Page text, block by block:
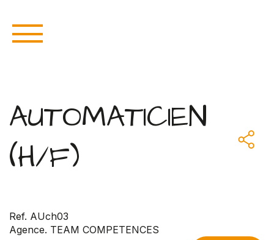
AUTOMATICIEN
(H/F)
Ref. AUch03
Agence. TEAM COMPETENCES